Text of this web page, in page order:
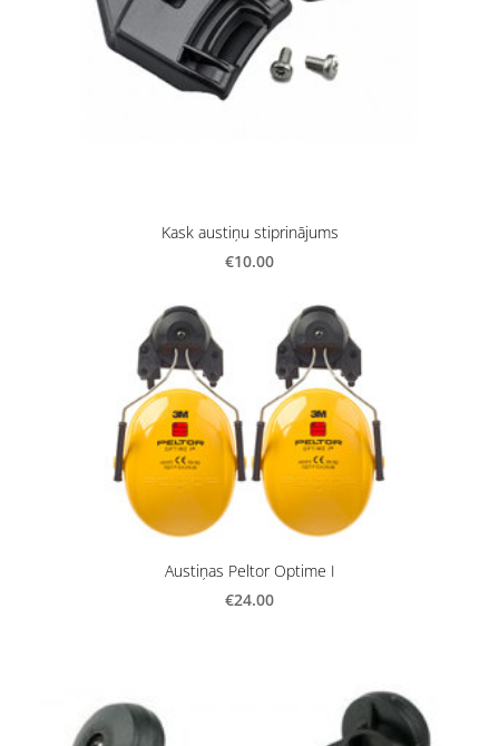
Kask austiņu stiprinājums
€10.00
Austiņas Peltor Optime I
€24.00